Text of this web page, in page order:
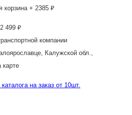
корзина + 2385 ₽
2 499 ₽
компании
Калужской обл.,
карте
на заказ от 10шт.